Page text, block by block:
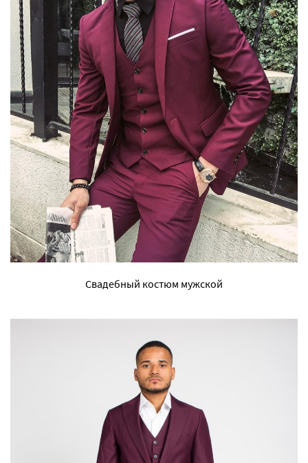
Свадебный костюм мужской